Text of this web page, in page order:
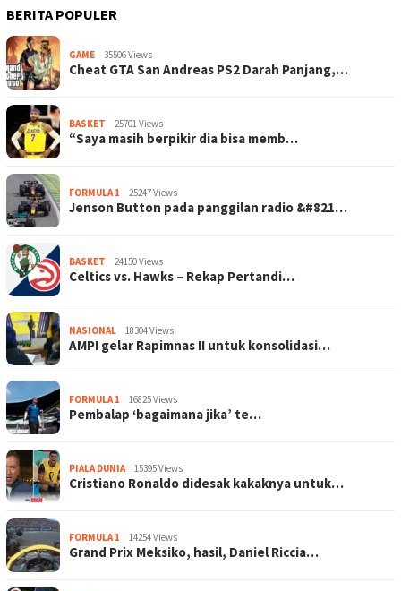
BERITA POPULER
GAME 35506 Views
Cheat GTA San Andreas PS2 Darah Panjang,…
BASKET 25701 Views
“Saya masih berpikir dia bisa memb…
FORMULA 1 25247 Views
Jenson Button pada panggilan radio &#821…
BASKET 24150 Views
Celtics vs. Hawks – Rekap Pertandi…
NASIONAL 18304 Views
AMPI gelar Rapimnas II untuk konsolidasi…
FORMULA 1 16825 Views
Pembalap ‘bagaimana jika’ te…
PIALA DUNIA 15395 Views
Cristiano Ronaldo didesak kakaknya untuk…
FORMULA 1 14254 Views
Grand Prix Meksiko, hasil, Daniel Riccia…